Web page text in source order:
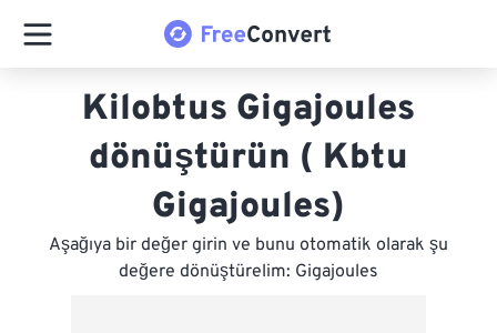
Kilobtus Gigajoules
dönüştürün ( Kbtu
Gigajoules)
Aşağıya bir değer girin ve bunu otomatik olarak şu
değere dönüştürelim: Gigajoules